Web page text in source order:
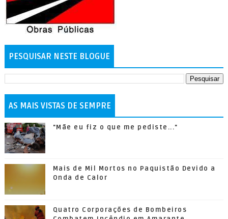
PESQUISAR NESTE BLOGUE
AS MAIS VISTAS DE SEMPRE
"Mãe eu fiz o que me pediste..."
Mais de Mil Mortos no Paquistão Devido a
Onda de Calor
Quatro Corporações de Bombeiros